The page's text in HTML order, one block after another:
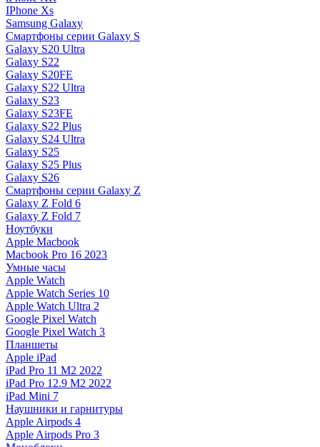
IPhone Xs
Samsung Galaxy
Смартфоны серии Galaxy S
Galaxy S20 Ultra
Galaxy S22
Galaxy S20FE
Galaxy S22 Ultra
Galaxy S23
Galaxy S23FE
Galaxy S22 Plus
Galaxy S24 Ultra
Galaxy S25
Galaxy S25 Plus
Galaxy S26
Смартфоны серии Galaxy Z
Galaxy Z Fold 6
Galaxy Z Fold 7
Ноутбуки
Apple Macbook
Macbook Pro 16 2023
Умные часы
Apple Watch
Apple Watch Series 10
Apple Watch Ultra 2
Google Pixel Watch
Google Pixel Watch 3
Планшеты
Apple iPad
iPad Pro 11 M2 2022
iPad Pro 12.9 M2 2022
iPad Mini 7
Наушники и гарнитуры
Apple Airpods 4
Apple Airpods Pro 3